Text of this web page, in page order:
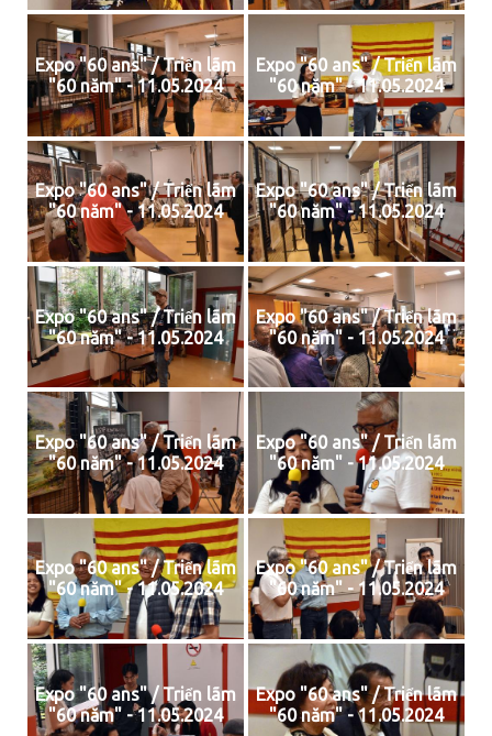
Expo "60 ans" / Triển lãm
"60 năm" - 11.05.2024
Expo "60 ans" / Triển lãm
"60 năm" - 11.05.2024
Expo "60 ans" / Triển lãm
"60 năm" - 11.05.2024
Expo "60 ans" / Triển lãm
"60 năm" - 11.05.2024
Expo "60 ans" / Triển lãm
"60 năm" - 11.05.2024
Expo "60 ans" / Triển lãm
"60 năm" - 11.05.2024
Expo "60 ans" / Triển lãm
"60 năm" - 11.05.2024
Expo "60 ans" / Triển lãm
"60 năm" - 11.05.2024
Expo "60 ans" / Triển lãm
"60 năm" - 11.05.2024
Expo "60 ans" / Triển lãm
"60 năm" - 11.05.2024
Expo "60 ans" / Triển lãm
"60 năm" - 11.05.2024
Expo "60 ans" / Triển lãm
"60 năm" - 11.05.2024